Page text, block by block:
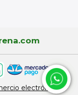
electrónico